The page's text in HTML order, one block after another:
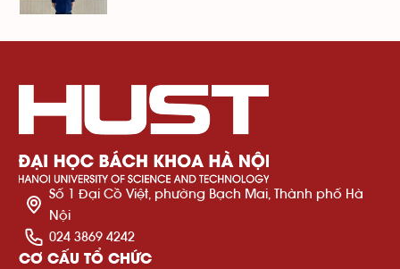
Số 1 Đại Cồ Việt, phường Bạch Mai, Thành phố Hà
Nội
024 3869 4242
CƠ CẤU TỔ CHỨC